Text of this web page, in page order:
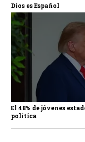
Dios es Español
El 48% de jóvenes
política